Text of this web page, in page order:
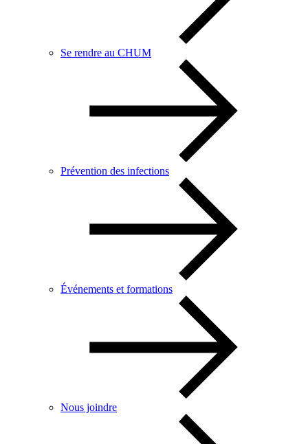
Se rendre au CHUM
Prévention des infections
Événements et formations
Nous joindre